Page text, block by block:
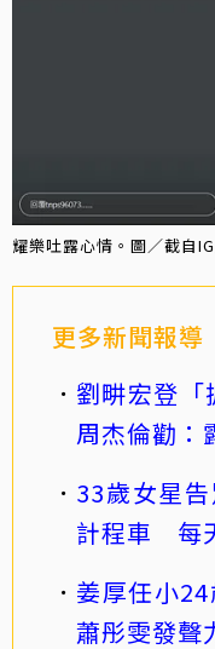
耀樂吐露心情。圖／截自
更多新聞報導
劉畊宏登
周杰倫勸：
33歲女星
計程車 每
姜厚任小
蕭彤雯發聲